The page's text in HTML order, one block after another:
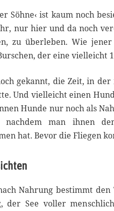
Söhne‹ ist kaum noch
nur hier und da noch
zu überleben. Wie
der eine vielleicht
gekannt, die Zeit, in
Und vielleicht einen
Hunde nur noch als
nachdem man ihnen
hat. Bevor die Fliegen
Nahrung bestimmt
der See voller